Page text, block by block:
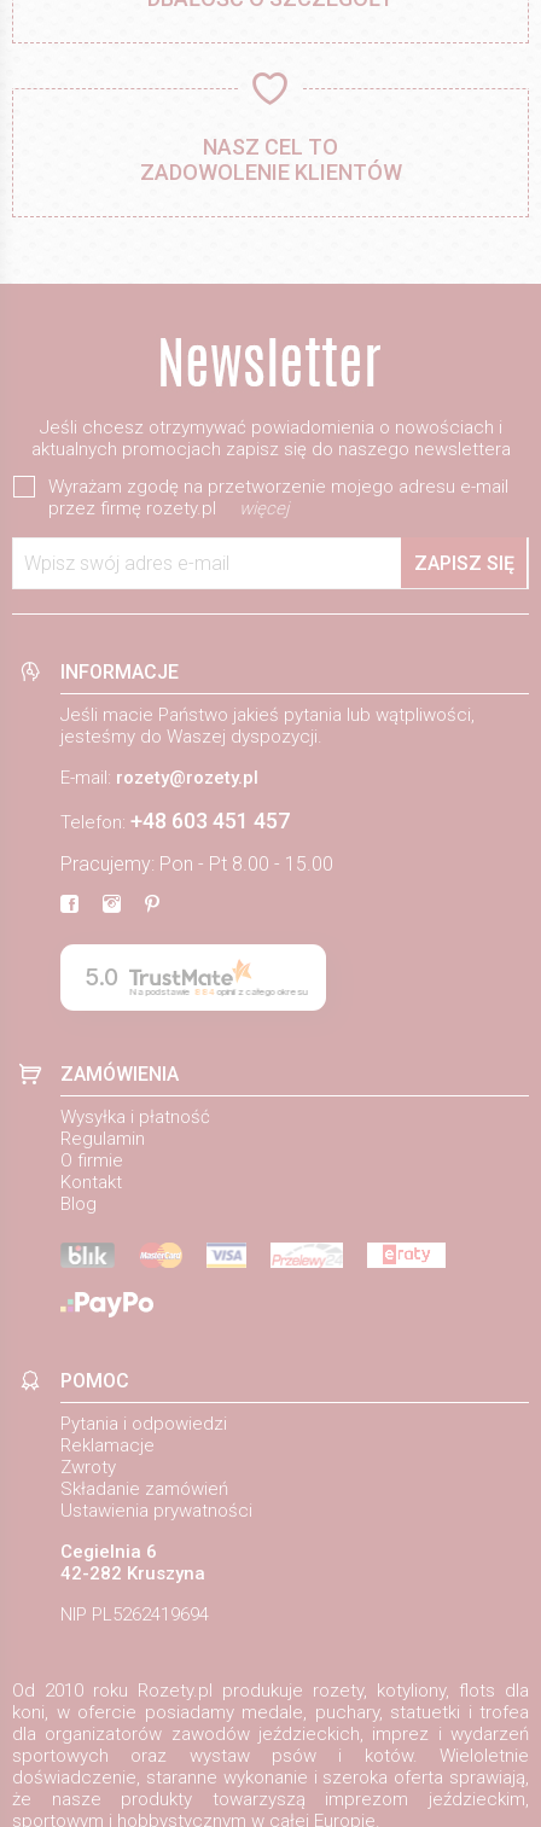
NASZ CEL TO
ZADOWOLENIE KLIENTÓW
Jeśli chcesz otrzymywać powiadomienia o nowościach i
aktualnych promocjach zapisz się do naszego newslettera
Wyrażam zgodę na przetworzenie mojego adresu e-mail
przez firmę rozety.pl
więcej
Wpisz swój adres e-mail ZAPISZ SIĘ
INFORMACJE
Jeśli macie Państwo jakieś pytania lub wątpliwości,
jesteśmy do Waszej dyspozycji.
E-mail: rozety@rozety.pl
Telefon: +48 603 451 457
Pracujemy: Pon - Pt 8.00 - 15.00
5.0
Na podstawie 884opinii z całego okresu
ZAMÓWIENIA
Wysyłka i płatność
Regulamin
O firmie
Kontakt
Blog
POMOC
Pytania i odpowiedzi
Reklamacje
Zwroty
Składanie zamówień
Ustawienia prywatności
Cegielnia 6
42-282 Kruszyna
NIP PL5262419694
Od 2010 roku Rozety.pl produkuje rozety, kotyliony, flots dla
koni, w ofercie posiadamy medale, puchary, statuetki i trofea
dla organizatorów zawodów jeździeckich, imprez i wydarzeń
sportowych oraz wystaw psów i kotów. Wieloletnie
doświadczenie, staranne wykonanie i szeroka oferta sprawiają,
że nasze produkty towarzyszą imprezom jeździeckim,
sportowym i hobbystycznym w całej Europie.